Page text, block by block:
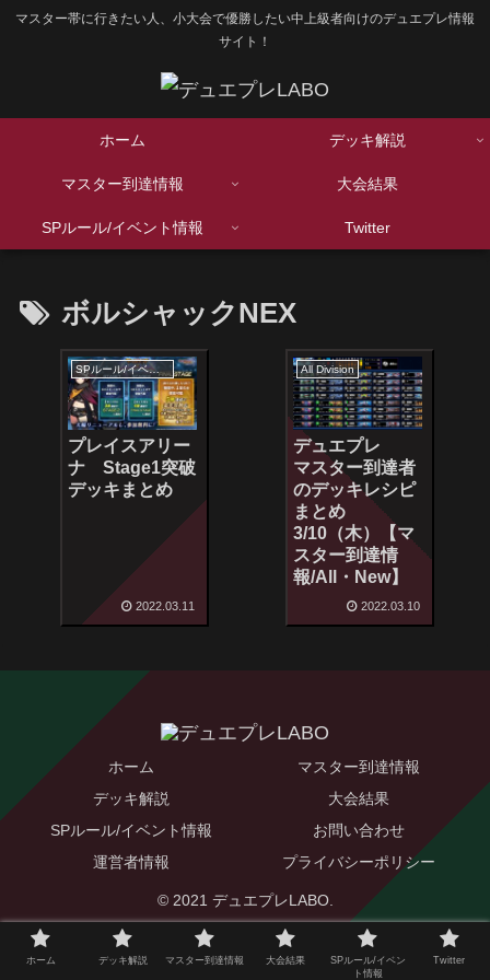
マスター帯に行きたい人、小大会で優勝したい中上級者向けのデュエプレ情報
サイト！
ホーム デッキ解説
マスター到達情報 大会結果
SPルール/イベント情報 Twitter
ボルシャックNEX
SPルール/イベント情報
プレイスアリー
ナ Stage1突破
デッキまとめ
2022.03.11
All Division
デュエプレ
マスター到達者
のデッキレシピ
まとめ
3/10（木）【マ
スター到達情
報/All・New】
2022.03.10
ホーム
マスター到達情報
デッキ解説
大会結果
SPルール/イベント情報
お問い合わせ
運営者情報
プライバシーポリシー
© 2021 デュエプレLABO.
ホーム デッキ解説 マスター到達情報 大会結果
SPルール/イベン
ト情報
Twitter